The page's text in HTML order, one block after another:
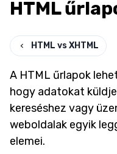
HTML
HTML vs XHTML
A HTML űrlapok
hogy adatokat
kereséshez vagy
weboldalak egyik
elemei.